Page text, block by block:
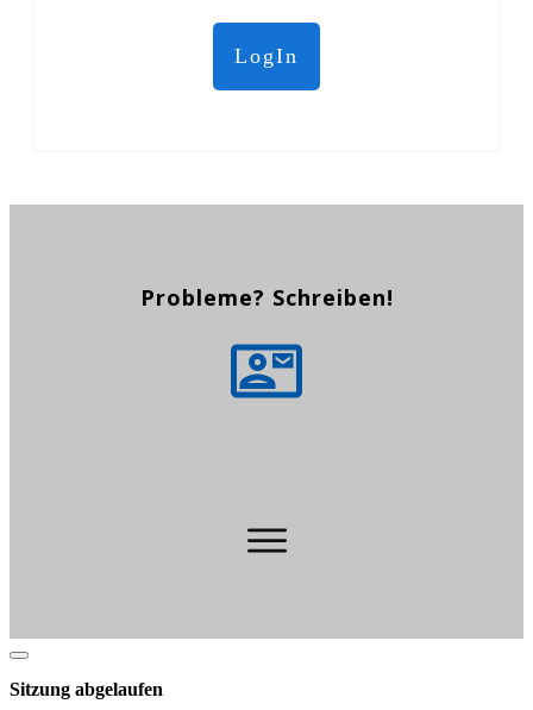
LogIn
Probleme? Schreiben!
Dialog
schließen
Sitzung abgelaufen